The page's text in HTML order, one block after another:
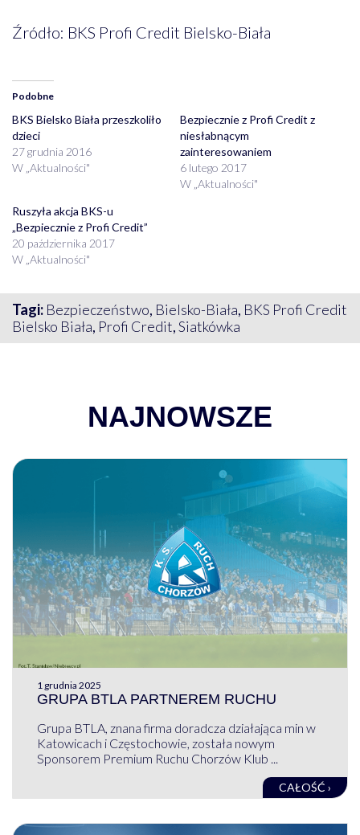
Źródło: BKS Profi Credit Bielsko-Biała
Podobne
BKS Bielsko Biała przeszkoliło
dzieci
27 grudnia 2016
W „Aktualności"
Bezpiecznie z Profi Credit z
niesłabnącym
zainteresowaniem
6 lutego 2017
W „Aktualności"
Ruszyła akcja BKS-u
„Bezpiecznie z Profi Credit”
20 października 2017
W „Aktualności"
Tagi: Bezpieczeństwo, Bielsko-Biała, BKS Profi Credit
Bielsko Biała, Profi Credit,Siatkówka
NAJNOWSZE
1 grudnia 2025
GRUPA BTLA PARTNEREM RUCHU
Grupa BTLA, znana firma doradcza działająca min w
Katowicach i Częstochowie, została nowym
Sponsorem Premium Ruchu Chorzów Klub ...
CAŁOŚĆ ›